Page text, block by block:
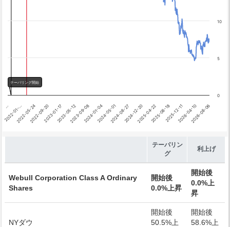
テーパリング開始
…
2022-01-…2022-05-242022-09-202023-01-172023-05-122023-09-082024-01-042024-05-012024-08-272024-12-202025-04-222025-08-182025-12-112026-04-102026-08-06
10
0
5
テーパリン
グ
利上げ
Webull Corporation Class A Ordinary
Shares
開始後
0.0%上昇
開始後
0.0%上
昇
NYダウ
開始後
50.5%上
開始後
58.6%上